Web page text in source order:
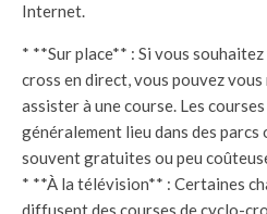
Internet.
* **Sur place** : Si vous
cross en direct, vous pouvez
assister à une course. Les
généralement lieu dans des
souvent gratuites ou peu
* **À la télévision** : Certaines
diffusent des courses de cyclo-